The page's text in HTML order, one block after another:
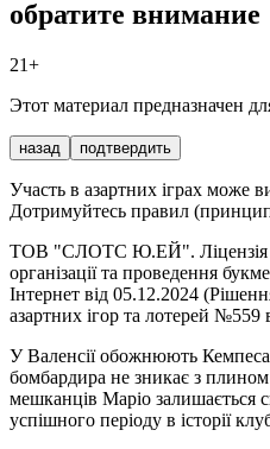
обратите внимание
21+
Этот материал предназначен
назад подтвердить
Участь в азартних іграх може
Дотримуйтесь правил
ТОВ "СЛОТС Ю.ЕЙ". Ліцензія
організації та проведення
Інтернет від 05.12.2024
азартних ігор та лотерей №559
У Валенсії обожнюють
бомбардира не зникає з
мешканців Маріо залишається
успішного періоду в історії